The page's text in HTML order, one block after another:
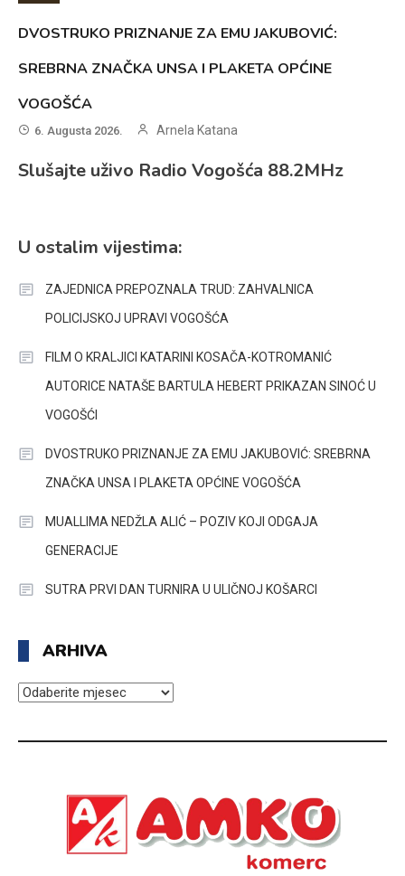
DVOSTRUKO PRIZNANJE ZA EMU JAKUBOVIĆ:
SREBRNA ZNAČKA UNSA I PLAKETA OPĆINE
VOGOŠĆA
6. Augusta 2026. Arnela Katana
Slušajte uživo Radio Vogošća 88.2MHz
U ostalim vijestima:
ZAJEDNICA PREPOZNALA TRUD: ZAHVALNICA
POLICIJSKOJ UPRAVI VOGOŠĆA
FILM O KRALJICI KATARINI KOSAČA-KOTROMANIĆ
AUTORICE NATAŠE BARTULA HEBERT PRIKAZAN SINOĆ U
VOGOŠĆI
DVOSTRUKO PRIZNANJE ZA EMU JAKUBOVIĆ: SREBRNA
ZNAČKA UNSA I PLAKETA OPĆINE VOGOŠĆA
MUALLIMA NEDŽLA ALIĆ – POZIV KOJI ODGAJA
GENERACIJE
SUTRA PRVI DAN TURNIRA U ULIČNOJ KOŠARCI
ARHIVA
ARHIVA